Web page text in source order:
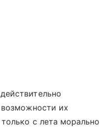
возможности их
с лета морально